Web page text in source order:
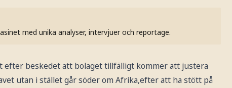
med unika analyser, intervjuer och reportage.
beskedet att bolaget tillfälligt kommer att justera
utan i stället går söder om Afrika,efter att ha stött på